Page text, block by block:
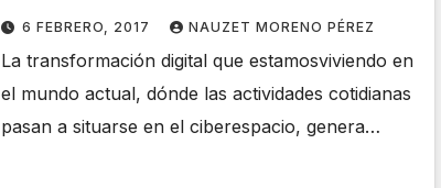
6 FEBRERO, 2017 NAUZET MORENO PÉREZ
La transformación digital que estamosviviendo en
el mundo actual, dónde las actividades cotidianas
pasan a situarse en el ciberespacio, genera…